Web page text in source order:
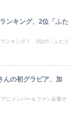
ｗｗｗｗ
お前ら米はどうやって保管してる？ワイはネットでポチったこれやで✌（※画像あり）
ンキング、2位「ふた
ンキング！ 2位の「ふたり
んの初グラビア、加
にメンバー＆ファン反響ぞ